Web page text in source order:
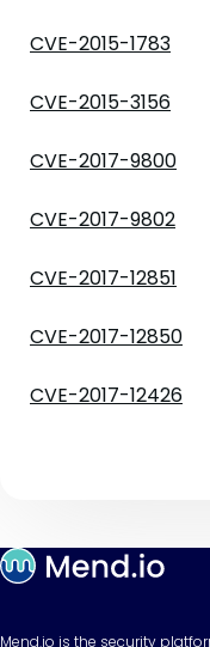
CVE-2015-1783
CVE-2015-3156
CVE-2017-9800
CVE-2017-9802
CVE-2017-12851
CVE-2017-12850
CVE-2017-12426
Mend.io is the security